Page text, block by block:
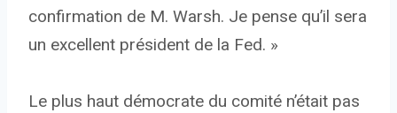
confirmation de M. Warsh. Je pense qu’il sera
un excellent président de la Fed. »
Le plus haut démocrate du comité n’était pas